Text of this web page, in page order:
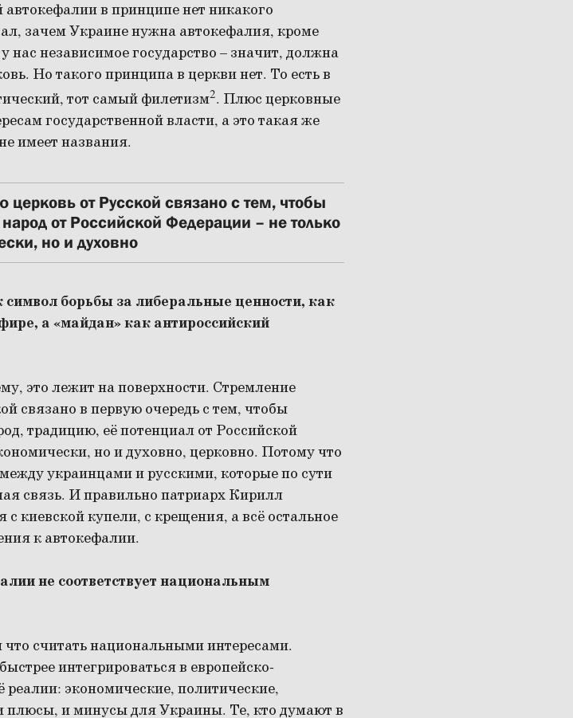
в принципе нет никакого
зачем Украине нужна автокефалия, кроме
нас независимое государство – значит, должна
Но такого принципа в церкви нет. То есть в
тот самый филетизм2. Плюс церковные
государственной власти, а это такая же
имеет названия.
церковь от Русской связано с тем, чтобы
от Российской Федерации – не только
но и духовно
борьбы за либеральные ценности, как
а «майдан» как антироссийский
это лежит на поверхности. Стремление
связано в первую очередь с тем, чтобы
традицию, её потенциал от Российской
но и духовно, церковно. Потому что
украинцами и русскими, которые по сути
связь. И правильно патриарх Кирилл
киевской купели, с крещения, а всё остальное
к автокефалии.
не соответствует национальным
что считать национальными интересами.
интегрироваться в европейско-
экономические, политические,
плюсы, и минусы для Украины. Те, кто думают в